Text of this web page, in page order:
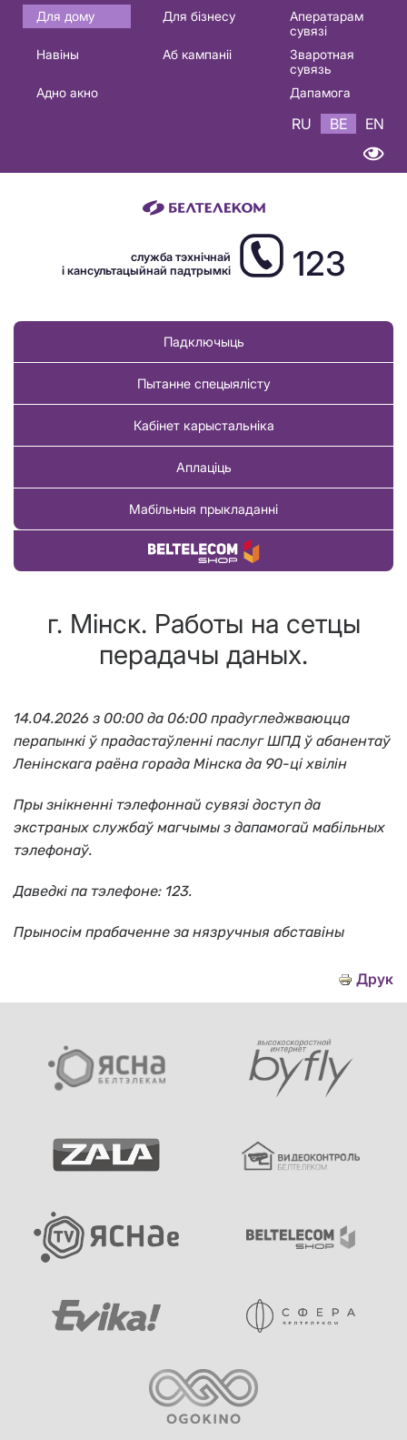
Основная
навигация
Для дому Для бізнесу
Аператарам
сувязі
Навіны
Аб кампаніі
Зваротная
сувязь
Адно акно
Дапамога
RU BE EN
служба тэхнічнай
і кансультацыйнай падтрымкі
123
Падключыць
Пытанне спецыялісту
Кабінет карыстальніка
Аплаціць
Мабільныя прыкладанні
Купіць тавар
г. Мінск. Работы на сетцы
перадачы даных.
14.04.2026 з 00:00 да 06:00 прадугледжваюцца
перапынкі ў прадастаўленні паслуг ШПД ў абанентаў
Ленiнскага раёна горада Мінска да 90-цi хвілін
Пры знікненні тэлефоннай сувязі доступ да
экстраных службаў магчымы з дапамогай мабільных
тэлефонаў.
Даведкі па тэлефоне: 123.
Прыносiм прабаченне за нязручныя абставiны
Друк